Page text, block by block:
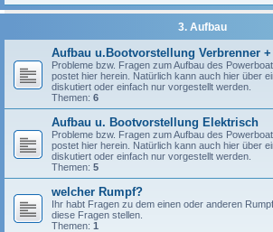
3. Aufbau
Aufbau u.Bootvorstellung Verbrenner
Probleme bzw. Fragen zum Aufbau des
postet hier herein. Natürlich kann auch hier über
diskutiert oder einfach nur vorgestellt werden.
Themen: 6
Aufbau u. Bootvorstellung Elektrisch
Probleme bzw. Fragen zum Aufbau des
postet hier herein. Natürlich kann auch hier über
diskutiert oder einfach nur vorgestellt werden.
Themen: 5
welcher Rumpf?
Ihr habt Fragen zu dem einen oder anderen
diese Fragen stellen.
Themen: 1